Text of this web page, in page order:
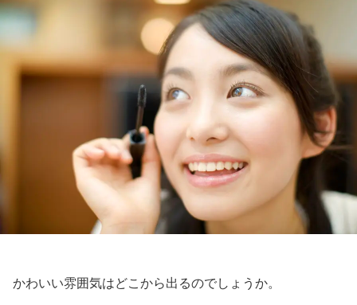
かわいい雰囲気はどこから出るのでしょうか。